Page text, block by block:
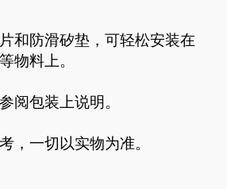
和防滑矽垫，可轻松安装在
物料上。
阅包装上说明。
，一切以实物为准。